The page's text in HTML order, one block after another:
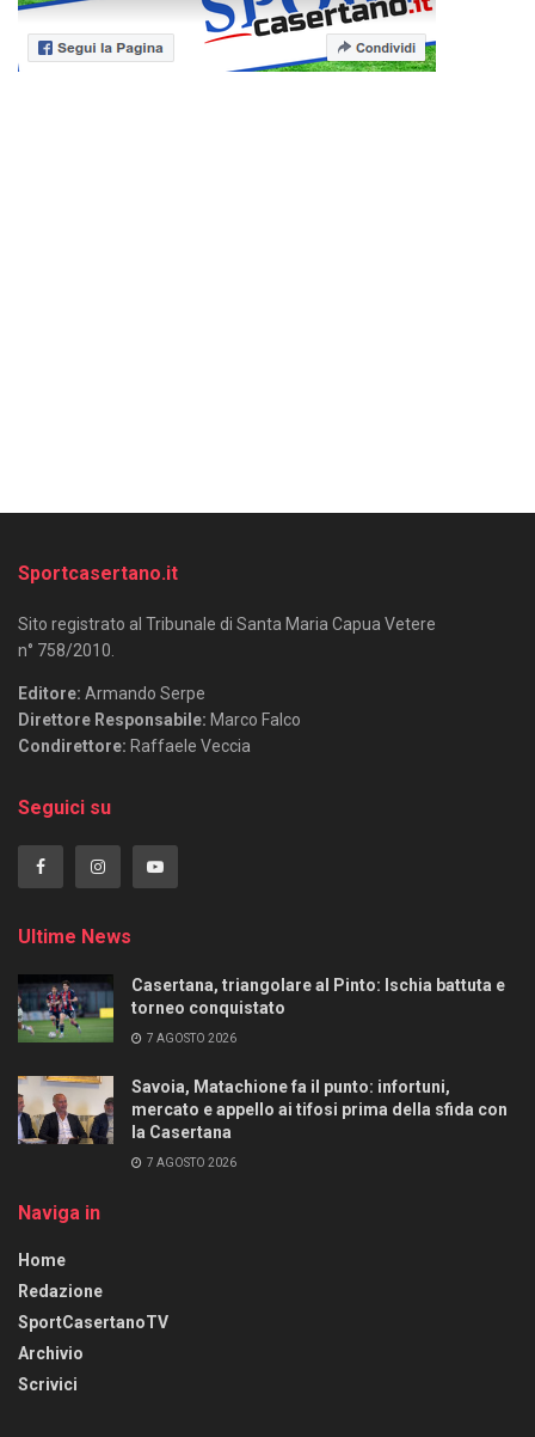
Sportcasertano.it
Sito registrato al Tribunale di Santa Maria Capua Vetere
n° 758/2010.
Editore: Armando Serpe
Direttore Responsabile: Marco Falco
Condirettore: Raffaele Veccia
Seguici su
Ultime News
Casertana, triangolare al Pinto: Ischia battuta e
torneo conquistato
7 AGOSTO 2026
Savoia, Matachione fa il punto: infortuni,
mercato e appello ai tifosi prima della sfida con
la Casertana
7 AGOSTO 2026
Naviga in
Home
Redazione
SportCasertanoTV
Archivio
Scrivici